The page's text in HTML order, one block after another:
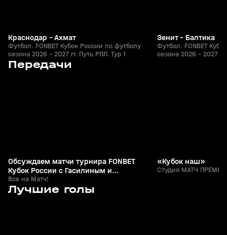
Краснодар - Ахмат
Футбол. FONBET Кубок России по футболу
сезона 2026 - 2027 гг. Путь РПЛ. Тур 1
Зенит - Балтика
Футбол. FONBET
сезона 2026 - 2027
Передачи
Сегодня, 01:09
Обсуждаем матчи турнира FONBET
Кубок России с Гасилиным и
Шалимовым
Все на Матч!
«Кубок наш»
Студия МАТЧ
Лучшие голы
26 июл, 21:49